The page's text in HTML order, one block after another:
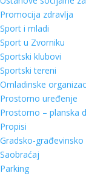
Promocija zdravlja
Sport i mladi
Sport u Zvorniku
Sportski klubovi
Sportski tereni
Omladinske
Prostorno uređenje
Prostorno – planska
Propisi
Gradsko-
Saobraćaj
Parking